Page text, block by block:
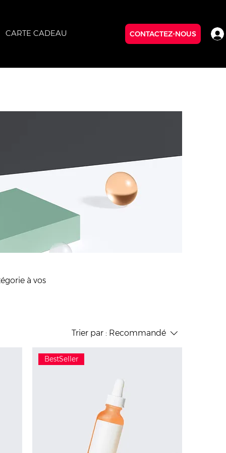
CARTE CADEAU CONTACTEZ-NOUS
à vos
Trier par : Recommandé
BestSeller